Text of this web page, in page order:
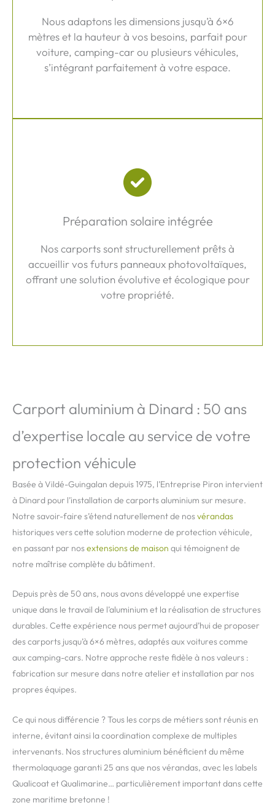
Nous adaptons les dimensions jusqu’à 6×6
mètres et la hauteur à vos besoins, parfait pour
voiture, camping-car ou plusieurs véhicules,
s’intégrant parfaitement à votre espace.
Préparation solaire intégrée
Nos carports sont structurellement prêts à
accueillir vos futurs panneaux photovoltaïques,
offrant une solution évolutive et écologique pour
votre propriété.
Carport aluminium à Dinard : 50 ans
d’expertise locale au service de votre
protection véhicule
Basée à Vildé-Guingalan depuis 1975, l’Entreprise Piron intervient
à Dinard pour l’installation de carports aluminium sur mesure.
Notre savoir-faire s’étend naturellement de nosvérandas
historiques vers cette solution moderne de protection véhicule,
en passant par nosextensions de maison qui témoignent de
notre maîtrise complète du bâtiment.
Depuis près de 50 ans, nous avons développé une expertise
unique dans le travail de l’aluminium et la réalisation de structures
durables. Cette expérience nous permet aujourd’hui de proposer
des carports jusqu’à 6×6 mètres, adaptés aux voitures comme
aux camping-cars. Notre approche reste fidèle à nos valeurs :
fabrication sur mesure dans notre atelier et installation par nos
propres équipes.
Ce qui nous différencie ? Tous les corps de métiers sont réunis en
interne, évitant ainsi la coordination complexe de multiples
intervenants. Nos structures aluminium bénéficient du même
thermolaquage garanti 25 ans que nos vérandas, avec les labels
Qualicoat et Qualimarine… particulièrement important dans cette
zone maritime bretonne !